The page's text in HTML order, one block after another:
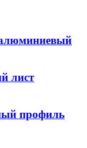
лист
профиль